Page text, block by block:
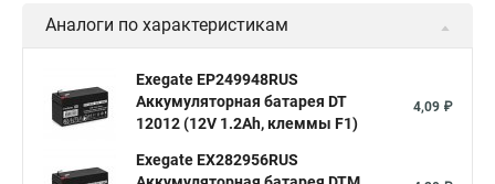
Аналоги по характеристикам
Exegate EP249948RUS
Аккумуляторная батарея DT
12012 (12V 1.2Ah, клеммы F1)
4,09 ₽
Exegate EX282956RUS